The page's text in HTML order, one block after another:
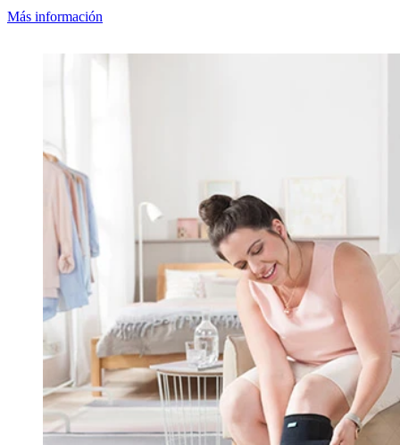
Más información